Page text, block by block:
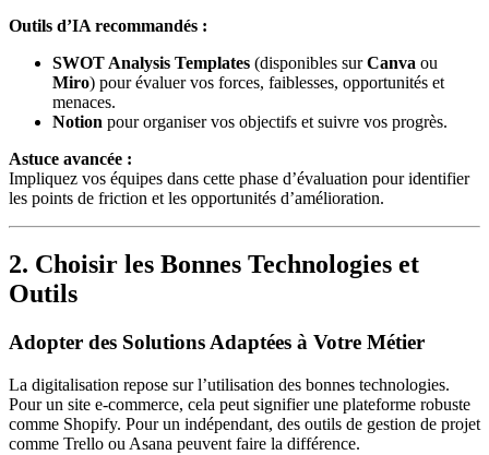
Outils d’IA recommandés :
SWOT Analysis Templates (disponibles surCanva ou
Miro) pour évaluer vos forces, faiblesses, opportunités et
menaces.
Notion pour organiser vos objectifs et suivre vos progrès.
Astuce avancée :
Impliquez vos équipes dans cette phase d’évaluation pour identifier
les points de friction et les opportunités d’amélioration.
2. Choisir les Bonnes Technologies et
Outils
Adopter des Solutions Adaptées à Votre Métier
La digitalisation repose sur l’utilisation des bonnes technologies.
Pour un site e-commerce, cela peut signifier une plateforme robuste
comme Shopify. Pour un indépendant, des outils de gestion de projet
comme Trello ou Asana peuvent faire la différence.